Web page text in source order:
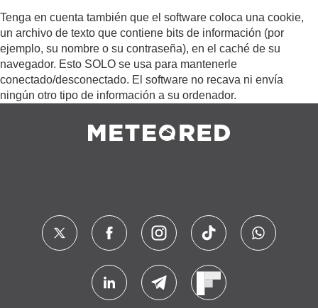
Tenga en cuenta también que el software coloca una cookie,
un archivo de texto que contiene bits de información (por
ejemplo, su nombre o su contraseña), en el caché de su
navegador. Esto SOLO se usa para mantenerle
conectado/desconectado. El software no recava ni envía
ningún otro tipo de información a su ordenador.